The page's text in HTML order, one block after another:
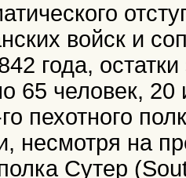
войск и
года,
65 человек,
пехотного
несмотря на
Сутер